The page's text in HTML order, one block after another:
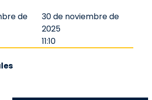
de
30 de noviembre de
2025
11:10